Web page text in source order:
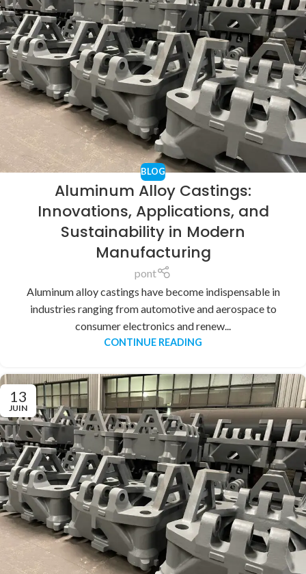
BLOG
Aluminum Alloy Castings:
Innovations, Applications, and
Sustainability in Modern
Manufacturing
pont
Aluminum alloy castings have become indispensable in
industries ranging from automotive and aerospace to
consumer electronics and renew...
CONTINUE READING
13
JUIN